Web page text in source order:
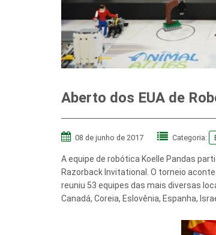
Aberto dos EUA de
08 de junho de 2017 Categoria:
A equipe de robótica Koelle Pandas
Razorback Invitational. O torneio
reuniu 53 equipes das mais diversas
Canadá, Coreia, Eslovênia, Espanha,